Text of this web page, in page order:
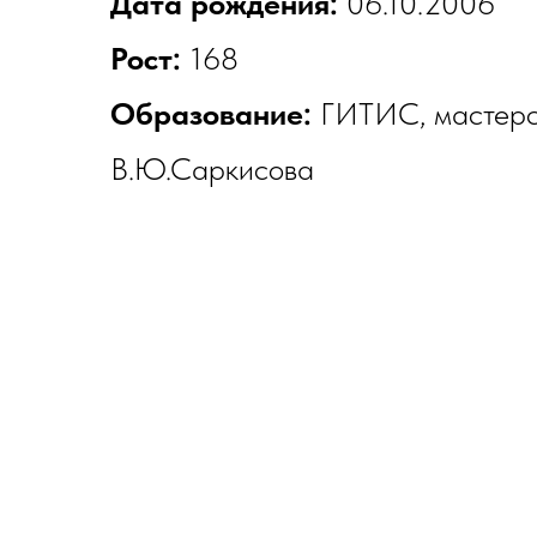
Рост: 168
Образование: ГИТИС,
В.Ю.Саркисова